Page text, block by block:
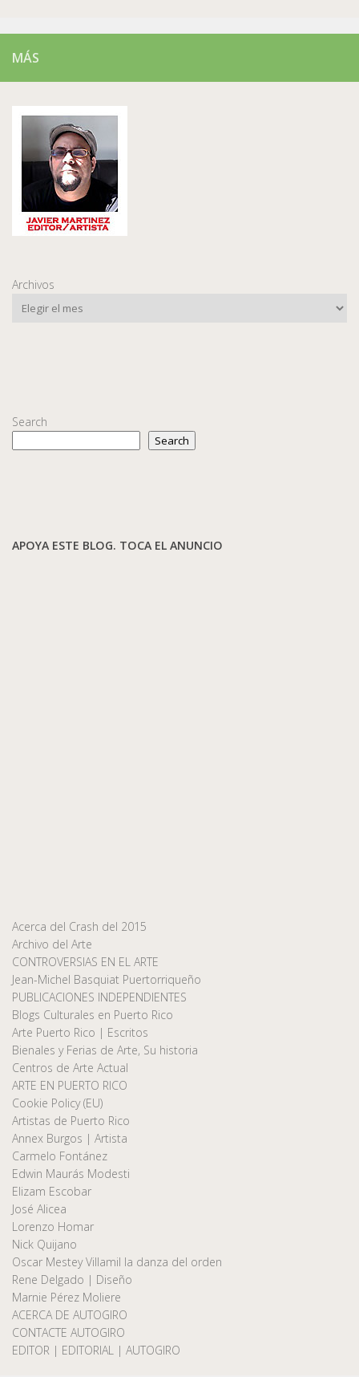
MÁS
Archivos
Search
Search
APOYA ESTE BLOG. TOCA EL ANUNCIO
Acerca del Crash del 2015
Archivo del Arte
CONTROVERSIAS EN EL ARTE
Jean-Michel Basquiat Puertorriqueño
PUBLICACIONES INDEPENDIENTES
Blogs Culturales en Puerto Rico
Arte Puerto Rico | Escritos
Bienales y Ferias de Arte, Su historia
Centros de Arte Actual
ARTE EN PUERTO RICO
Cookie Policy (EU)
Artistas de Puerto Rico
Annex Burgos | Artista
Carmelo Fontánez
Edwin Maurás Modesti
Elizam Escobar
José Alicea
Lorenzo Homar
Nick Quijano
Oscar Mestey Villamil la danza del orden
Rene Delgado | Diseño
Marnie Pérez Moliere
ACERCA DE AUTOGIRO
CONTACTE AUTOGIRO
EDITOR | EDITORIAL | AUTOGIRO